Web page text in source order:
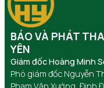
BÁO VÀ PHÁT
YÊN
Giám đốc Hoàng Minh
Phó giám đốc Nguyễn
Phạm Văn Xướng, Đinh